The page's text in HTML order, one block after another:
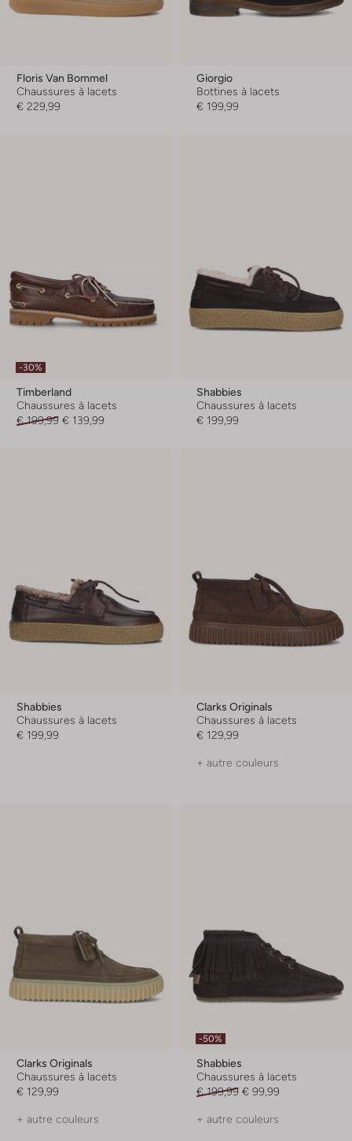
Floris Van Bommel
Chaussures à lacets
€ 229,99
Giorgio
Bottines à lacets
€ 199,99
-30%
Timberland
Chaussures à lacets
€ 199,99 € 139,99
Shabbies
Chaussures à lacets
€ 199,99
Shabbies
Chaussures à lacets
€ 199,99
Clarks Originals
Chaussures à lacets
€ 129,99
+ autre couleurs
Clarks Originals
Chaussures à lacets
€ 129,99
+ autre couleurs
-50%
Shabbies
Chaussures à lacets
€ 199,99 € 99,99
+ autre couleurs